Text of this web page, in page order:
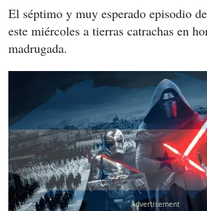
El séptimo y muy esperado episodio
este miércoles a tierras catrachas en
madrugada.